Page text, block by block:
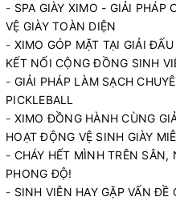
- SPA GIÀY XIMO - GIẢI PHÁP
VỆ GIÀY TOÀN DIỆN
- XIMO GÓP MẶT TẠI GIẢI
KẾT NỐI CỘNG ĐỒNG SINH
- GIẢI PHÁP LÀM SẠCH
PICKLEBALL
- XIMO ĐỒNG HÀNH CÙNG
HOẠT ĐỘNG VỆ SINH GIÀY
- CHÁY HẾT MÌNH TRÊN
PHONG ĐỘ!
- SINH VIÊN HAY GẶP VẤN ĐỀ